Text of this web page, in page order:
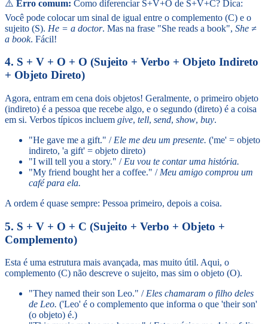
⚠️ Erro comum: Como diferenciar S+V+O de S+V+C? Dica:
Você pode colocar um sinal de igual entre o complemento (C) e o
sujeito (S). He = a doctor. Mas na frase "She reads a book", She ≠
a book. Fácil!
4. S + V + O + O (Sujeito + Verbo + Objeto Indireto
+ Objeto Direto)
Agora, entram em cena dois objetos! Geralmente, o primeiro objeto
(indireto) é a pessoa que recebe algo, e o segundo (direto) é a coisa
em si. Verbos típicos incluem give, tell, send, show, buy.
"He gave me a gift." / Ele me deu um presente. ('me' = objeto
indireto, 'a gift' = objeto direto)
"I will tell you a story." / Eu vou te contar uma história.
"My friend bought her a coffee." / Meu amigo comprou um
café para ela.
A ordem é quase sempre: Pessoa primeiro, depois a coisa.
5. S + V + O + C (Sujeito + Verbo + Objeto +
Complemento)
Esta é uma estrutura mais avançada, mas muito útil. Aqui, o
complemento (C) não descreve o sujeito, mas sim o objeto (O).
"They named their son Leo." /Eles chamaram o filho deles
de Leo. ('Leo' é o complemento que informa o que 'their son'
(o objeto) é.)